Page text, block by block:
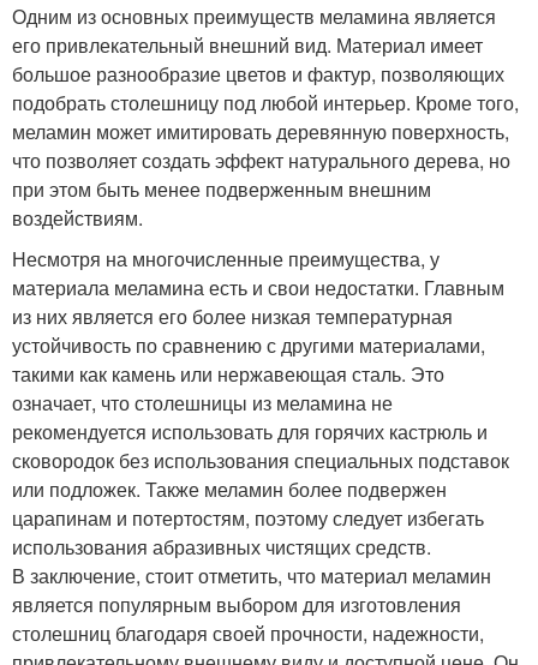
Одним из основных преимуществ меламина является
его привлекательный внешний вид. Материал имеет
большое разнообразие цветов и фактур, позволяющих
подобрать столешницу под любой интерьер. Кроме того,
меламин может имитировать деревянную поверхность,
что позволяет создать эффект натурального дерева, но
при этом быть менее подверженным внешним
воздействиям.
Несмотря на многочисленные преимущества, у
материала меламина есть и свои недостатки. Главным
из них является его более низкая температурная
устойчивость по сравнению с другими материалами,
такими как камень или нержавеющая сталь. Это
означает, что столешницы из меламина не
рекомендуется использовать для горячих кастрюль и
сковородок без использования специальных подставок
или подложек. Также меламин более подвержен
царапинам и потертостям, поэтому следует избегать
использования абразивных чистящих средств.
В заключение, стоит отметить, что материал меламин
является популярным выбором для изготовления
столешниц благодаря своей прочности, надежности,